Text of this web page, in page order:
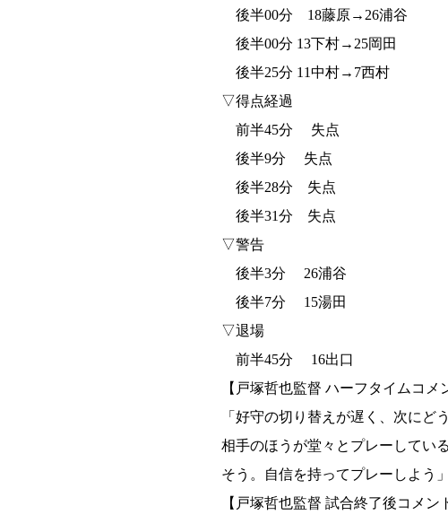
後半00分 18藤原→26浦谷
後半00分 13下村→25岡田
後半25分 11中村→7西村
▽得点経過
前半45分 失点
後半9分 失点
後半28分 失点
後半31分 失点
▽警告
後半3分 26浦谷
後半7分 15湯田
▽退場
前半45分 16出口
【戸塚哲也監督 ハーフタイムコメ
「好守の切り替えが遅く、次にど
相手のほうが堂々とプレーしてい
そう。自信を持ってプレーしよう」
【戸塚哲也監督 試合終了後コメン